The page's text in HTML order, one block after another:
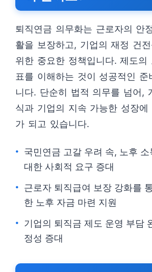
퇴직연금 의무화는 근로자의 안
활을 보장하고, 기업의 재정 건
위한 중요한 정책입니다. 제도의
표를 이해하는 것이 성공적인 준
니다. 단순히 법적 의무를 넘어,
식과 기업의 지속 가능한 성장에
가 되고 있습니다.
국민연금 고갈 우려 속, 노후
대한 사회적 요구 증대
근로자 퇴직급여 보장 강화를
한 노후 자금 마련 지원
기업의 퇴직금 제도 운영 부담
정성 증대